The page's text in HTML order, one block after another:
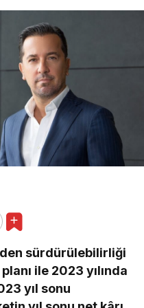
sürdürülebilirliği
ile 2023 yılında
yıl sonu